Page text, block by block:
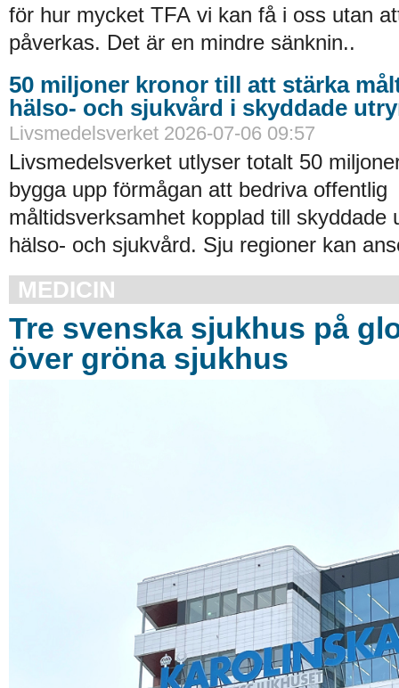
för hur mycket TFA vi kan få i oss utan
påverkas. Det är en mindre sänknin..
50 miljoner kronor till att stärka
hälso- och sjukvård i skyddade
Livsmedelsverket 2026-07-06 09:57
Livsmedelsverket utlyser totalt 50
bygga upp förmågan att bedriva offentlig
måltidsverksamhet kopplad till skyddade
hälso- och sjukvård. Sju regioner kan
MEDICIN
Tre svenska sjukhus på
över gröna sjukhus